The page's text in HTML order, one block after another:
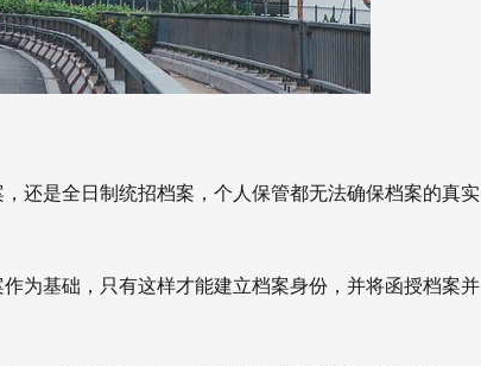
还是全日制统招档案，个人保管都无法确保档案的真实
为基础，只有这样才能建立档案身份，并将函授档案并